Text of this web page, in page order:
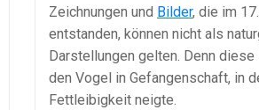
Zeichnungen und Bilder, die im
entstanden, können nicht als
Darstellungen gelten. Denn
den Vogel in Gefangenschaft, in
Fettleibigkeit neigte.